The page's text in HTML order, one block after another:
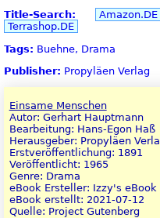
Title-Search:
Amazon.DE
Terrashop.DE
Tags: Buehne, Drama
Publisher: Propyläen Verlag
Einsame Menschen
Autor: Gerhart Hauptmann
Bearbeitung: Hans-Egon Haß
Herausgeber: Propyläen
Erstveröffentlichung: 1891
Veröffentlicht: 1965
Genre: Drama
eBook Ersteller: Izzy's eBook
eBook erstellt: 2021-07-12
Quelle: Project Gutenberg